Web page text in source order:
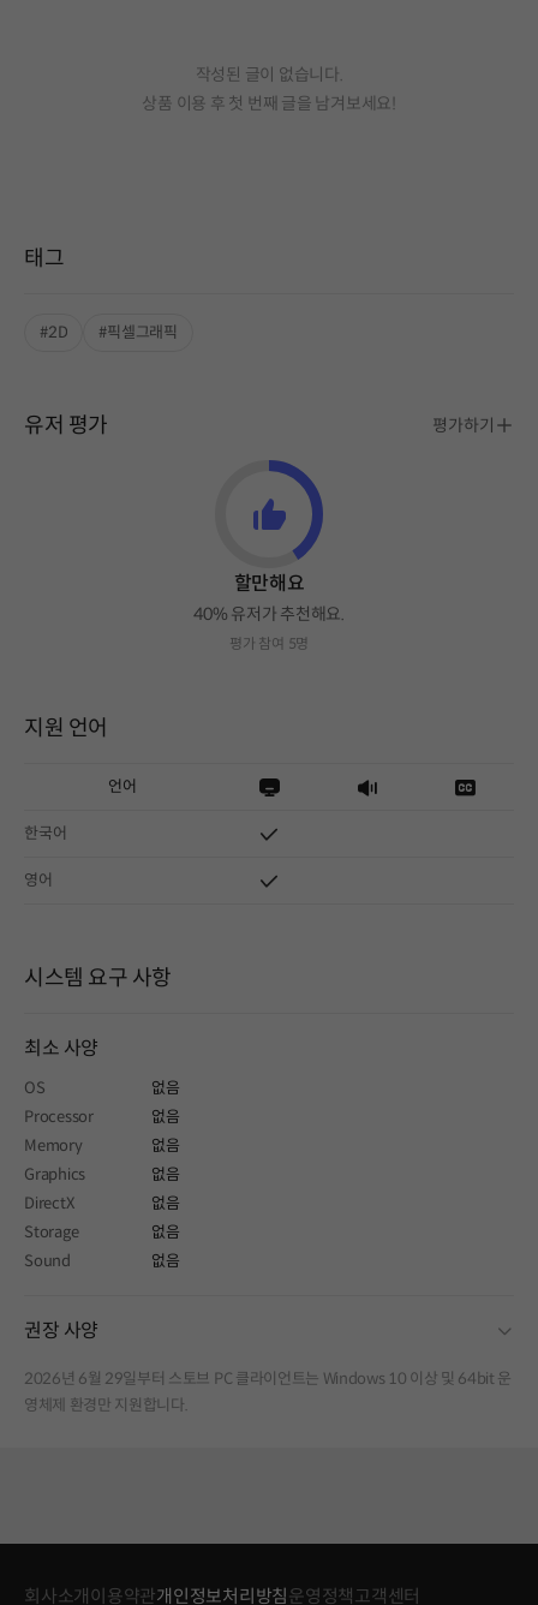
작성된 글이 없습니다.
상품 이용 후 첫 번째 글을 남겨보세요!
태그
#2D #픽셀그래픽
유저 평가 평가하기
할만해요
40% 유저가 추천해요.
평가 참여 5명
지원 언어
언어
한국어
영어
시스템 요구 사항
최소 사양
OS
없음
Processor
없음
Memory
없음
Graphics
없음
DirectX
없음
Storage
없음
Sound
없음
권장 사양
2026년 6월 29일부터 스토브 PC 클라이언트는 Windows 10 이상 및 64bit 운
영체제 환경만 지원합니다.
회사소개이용약관개인정보처리방침 운영정책고객센터